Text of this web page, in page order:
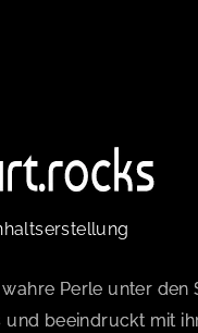
Perle unter den
und beeindruckt mit